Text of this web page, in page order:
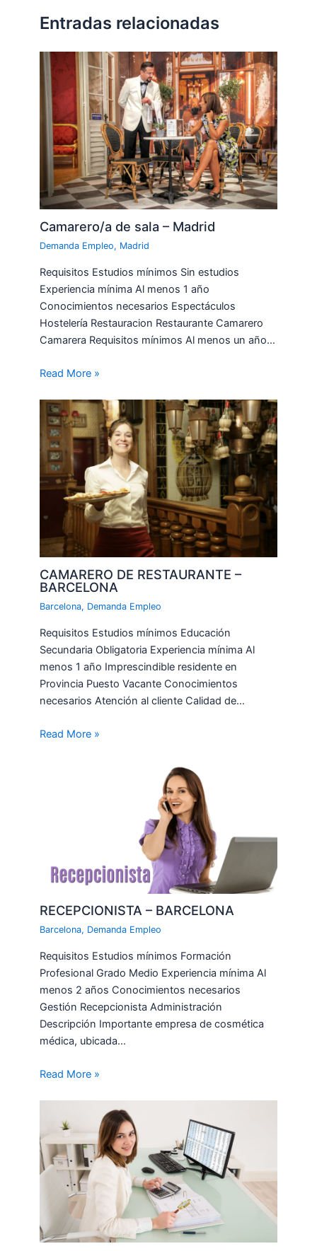
Entradas relacionadas
Camarero/a de sala – Madrid
Demanda Empleo, Madrid
Requisitos Estudios mínimos Sin estudios
Experiencia mínima Al menos 1 año
Conocimientos necesarios Espectáculos
Hostelería Restauracion Restaurante Camarero
Camarera Requisitos mínimos Al menos un año…
Read More »
CAMARERO DE RESTAURANTE –
BARCELONA
Barcelona, Demanda Empleo
Requisitos Estudios mínimos Educación
Secundaria Obligatoria Experiencia mínima Al
menos 1 año Imprescindible residente en
Provincia Puesto Vacante Conocimientos
necesarios Atención al cliente Calidad de…
Read More »
RECEPCIONISTA – BARCELONA
Barcelona, Demanda Empleo
Requisitos Estudios mínimos Formación
Profesional Grado Medio Experiencia mínima Al
menos 2 años Conocimientos necesarios
Gestión Recepcionista Administración
Descripción Importante empresa de cosmética
médica, ubicada…
Read More »